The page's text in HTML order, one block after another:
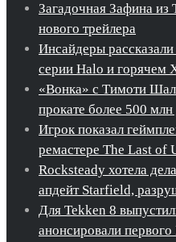
Загадочная Зафина из
нового трейлера
Инсайдеры
серии Halo и горячем
«Вонка» с Тимоти
прокате более 500
Игрок показал
ремастере The Last of
Rocksteady хотела
апдейт Starfield,
Для Tekken 8
анонсировали